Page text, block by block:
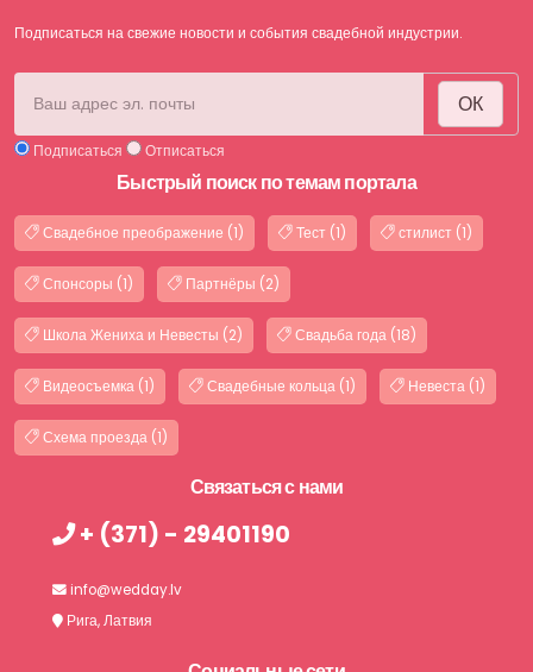
Подписаться на свежие новости и события свадебной индустрии.
ОК
Подписаться Отписаться
Быстрый поиск по темам портала
Свадебное преображение (1) Тест (1) стилист (1)
Спонсоры (1) Партнёры (2)
Школа Жениха и Невесты (2) Свадьба года (18)
Видеосъемка (1) Свадебные кольца (1) Невеста (1)
Схема проезда (1)
Связаться с нами
+ (371) - 29401190
info@wedday.lv
Рига, Латвия